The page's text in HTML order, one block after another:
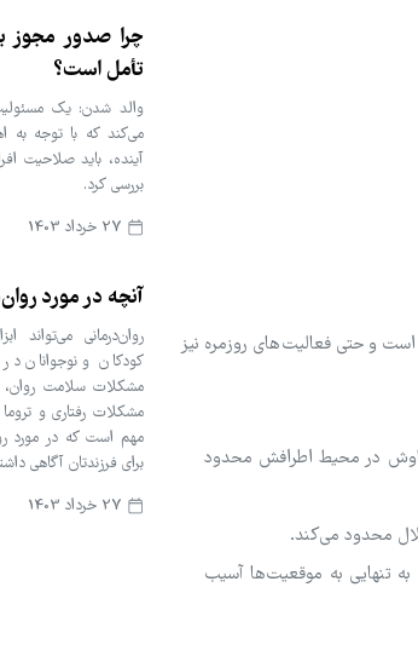
و حتی فعالیت‌های روزمره نیز
کاوش در محیط اطرافش محدود
محدود می‌کند.
تنهایی به موقعیت‌ها آسیب
چرا صدور مجوز
تأمل است؟
والد شدن: یک
می‌کند که با توجه به
آینده، باید صلاحیت
بررسی کرد.
آنچه در مورد
روان‌درمانی می‌تواند
کودکان و نوجوانان
مشکلات سلامت روان،
مشکلات رفتاری و
مهم است که در مورد
برای فرزندتان آگاهی